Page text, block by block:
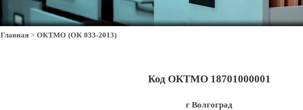
Главная > ОКТМО (ОК 033-2013)
Код ОКТМО 18701000001
г Волгоград